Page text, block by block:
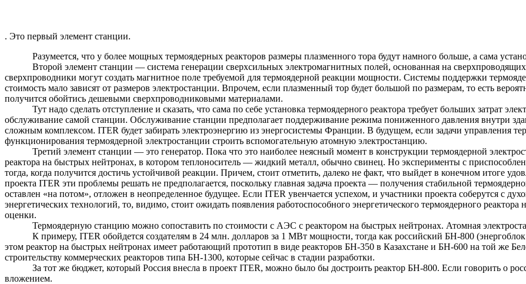
. Это первый элемент станции.
Разумеется, что у более мощных термоядерных реакторов размеры плазменного тора будут намного больше, а сама
Второй элемент станции — система генерации сверхсильных электромагнитных полей, основанная на
сверхпроводники могут создать магнитное поле требуемой для термоядерной реакции мощности. Системы поддержки
стоимость мало зависят от размеров электростанции. Впрочем, если плазменный тор будет большой по размерам, то есть
получится обойтись дешевыми сверхпроводниковыми материалами.
Тут надо сделать отступление и сказать, что сама по себе установка термоядерного реактора требует больших затрат
обслуживание самой станции. Обслуживание станции предполагает поддерживание режима пониженного давления внутри
сложным комплексом. ITER будет забирать электроэнергию из энергосистемы Франции. В будущем, если задачи управления
функционирования термоядерной электростанции строить вспомогательную атомную электростанцию.
Третий элемент станции — это генератор. Пока что это наиболее неясный момент в конструкции термоядерной
реактора на быстрых нейтронах, в котором теплоноситель — жидкий металл, обычно свинец. Но эксперименты с
тогда, когда получится достичь устойчивой реакции. Причем, стоит отметить, далеко не факт, что выйдет в конечном итоге
проекта ITER эти проблемы решать не предполагается, поскольку главная задача проекта — получения стабильной
оставлен «на потом», отложен в неопределенное будущее. Если ITER увенчается успехом, и участники проекта соберутся с
энергетических технологий, то, видимо, стоит ожидать появления работоспособного энергетического термоядерного
оценки.
Термоядерную станцию можно сопоставить по стоимости с АЭС с реактором на быстрых нейтронах. Атомная
К примеру, ITER обойдется создателям в 24 млн. долларов за 1 МВт мощности, тогда как российский БН-800
этом реактор на быстрых нейтронах имеет работающий прототип в виде реакторов БН-350 в Казахстане и БН-600 на той же
строительству коммерческих реакторов типа БН-1300, которые сейчас в стадии разработки.
За тот же бюджет, который Россия внесла в проект ITER, можно было бы достроить реактор БН-800. Если говорить о
вложением.